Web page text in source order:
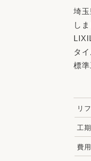
お客
埼
しま
タ
標
リ
工期
費